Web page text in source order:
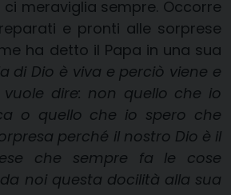
ci meraviglia sempre. Occorre
e pronti alle sorprese
ha detto il Papa in una sua
di Dio è viva e perciò viene e
dire: non quello che io
o quello che io spero che
perché il nostro Dio è il
che sempre fa le cose
noi questa docilità alla sua